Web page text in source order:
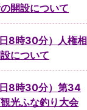
開設について
日8時30分）人権相
について
日8時30分）第34
光ふな釣り大会